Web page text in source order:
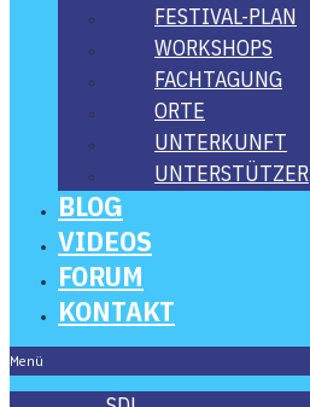
FES­­TI­­VAL-PLAN
WORK­SHOPS
FACH­TA­GUNG
ORTE
UNTER­KUNFT
UNTER­STÜT­ZER
BLOG
VIDE­OS
FORUM
KON­TAKT
Menü